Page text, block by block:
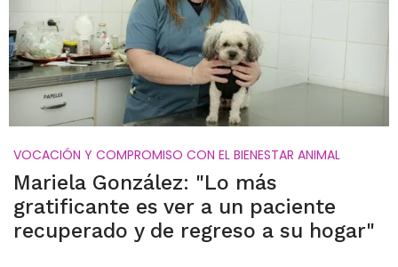
VOCACIÓN Y COMPROMISO CON EL BIENESTAR ANIMAL
Mariela González: "Lo más
gratificante es ver a un paciente
recuperado y de regreso a su hogar"